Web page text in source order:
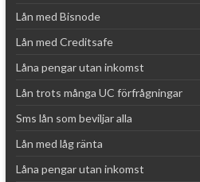
Lån med Bisnode
Lån med Creditsafe
Låna pengar utan inkomst
Lån trots många UC förfrågningar
Sms lån som beviljar alla
Lån med låg ränta
Låna pengar utan inkomst